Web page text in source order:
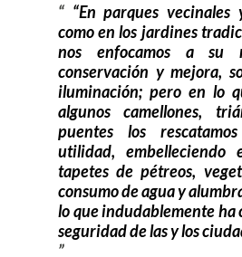
“En parques
como en los jardines
nos enfocamos a su
conservación y mejora,
iluminación; pero en lo
algunos camellones,
puentes los
utilidad, embelleciendo
tapetes de pétreos,
consumo de agua y
lo que indudablemente ha
seguridad de las y los